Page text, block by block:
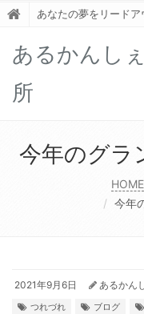
あなたの夢をリードア
あるかんし
所
今年のグラ
HOME
今年
2021年9月6日 あるかん
つれづれ ブログ